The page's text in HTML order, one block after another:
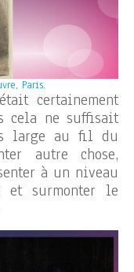
Paris.
certainement
cela ne suffisait
large au fil du
autre chose,
à un niveau
et surmonter le